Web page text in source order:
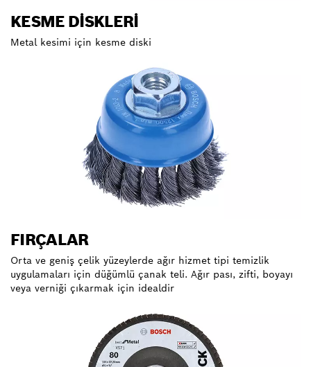
KESME DISKLERI
Metal kesimi için kesme diski
FIRÇALAR
Orta ve geniş çelik yüzeylerde ağır hizmet tipi temizlik
uygulamaları için düğümlü çanak teli. Ağır pası, zifti, boyayı
veya verniği çıkarmak için idealdir